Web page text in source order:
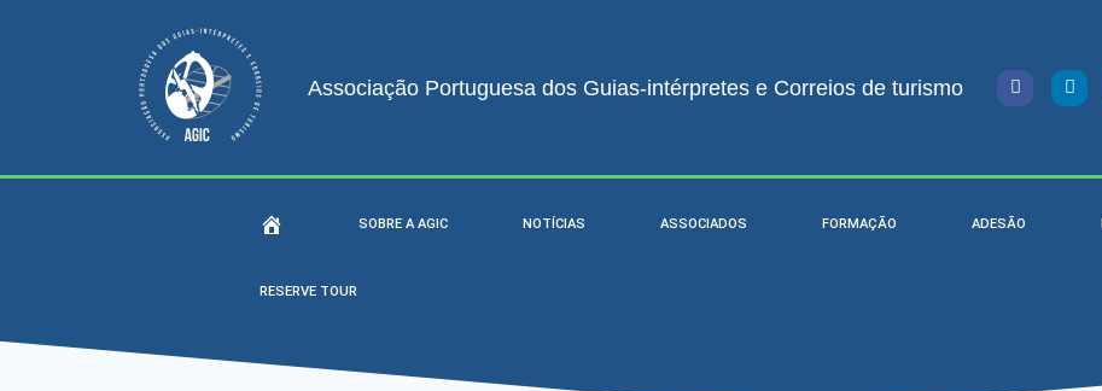
Associação Portuguesa dos Guias-intérpretes e Correios de turismo
SOBRE A AGIC NOTÍCIAS ASSOCIADOS FORMAÇÃO ADESÃO
RESERVE TOUR